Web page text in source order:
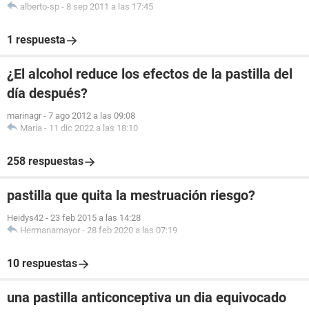
alberto-sp - 8 sep 2011 a las 17:45
1 respuesta
¿El alcohol reduce los efectos de la pastilla del
día después?
marinagr - 7 ago 2012 a las 09:08
Maria - 11 dic 2022 a las 18:10
258 respuestas
pastilla que quita la mestruación riesgo?
Heidys42 - 23 feb 2015 a las 14:28
Hermanamayor - 28 feb 2020 a las 07:19
10 respuestas
una pastilla anticonceptiva un dia equivocado